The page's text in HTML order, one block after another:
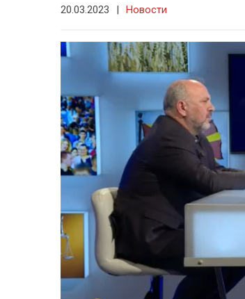
20.03.2023 | Новости